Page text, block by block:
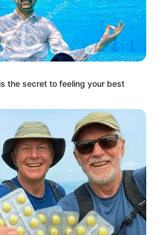
the secret to feeling your best